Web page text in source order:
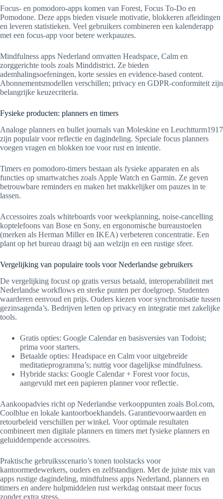
Focus- en pomodoro-apps komen van Forest, Focus To-Do en
Pomodone. Deze apps bieden visuele motivatie, blokkeren afleidingen
en leveren statistieken. Veel gebruikers combineren een kalenderapp
met een focus-app voor betere werkpauzes.
Mindfulness apps Nederland omvatten Headspace, Calm en
zorggerichte tools zoals Minddistrict. Ze bieden
ademhalingsoefeningen, korte sessies en evidence-based content.
Abonnementsmodellen verschillen; privacy en GDPR-conformiteit zijn
belangrijke keuzecriteria.
Fysieke producten: planners en timers
Analoge planners en bullet journals van Moleskine en Leuchtturm1917
zijn populair voor reflectie en dagindeling. Speciale focus planners
voegen vragen en blokken toe voor rust en intentie.
Timers en pomodoro-timers bestaan als fysieke apparaten en als
functies op smartwatches zoals Apple Watch en Garmin. Ze geven
betrouwbare reminders en maken het makkelijker om pauzes in te
lassen.
Accessoires zoals whiteboards voor weekplanning, noise-cancelling
koptelefoons van Bose en Sony, en ergonomische bureaustoelen
(merken als Herman Miller en IKEA) verbeteren concentratie. Een
plant op het bureau draagt bij aan welzijn en een rustige sfeer.
Vergelijking van populaire tools voor Nederlandse gebruikers
De vergelijking focust op gratis versus betaald, interoperabiliteit met
Nederlandse workflows en sterke punten per doelgroep. Studenten
waarderen eenvoud en prijs. Ouders kiezen voor synchronisatie tussen
gezinsagenda’s. Bedrijven letten op privacy en integratie met zakelijke
tools.
Gratis opties: Google Calendar en basisversies van Todoist;
prima voor starters.
Betaalde opties: Headspace en Calm voor uitgebreide
meditatieprogramma’s; nuttig voor dagelijkse mindfulness.
Hybride stacks: Google Calendar + Forest voor focus,
aangevuld met een papieren planner voor reflectie.
Aankoopadvies richt op Nederlandse verkooppunten zoals Bol.com,
Coolblue en lokale kantoorboekhandels. Garantievoorwaarden en
retourbeleid verschillen per winkel. Voor optimale resultaten
combineert men digitale planners en timers met fysieke planners en
geluiddempende accessoires.
Praktische gebruiksscenario’s tonen toolstacks voor
kantoormedewerkers, ouders en zelfstandigen. Met de juiste mix van
apps rustige dagindeling, mindfulness apps Nederland, planners en
timers en andere hulpmiddelen rust werkdag ontstaat meer focus
zonder extra stress.